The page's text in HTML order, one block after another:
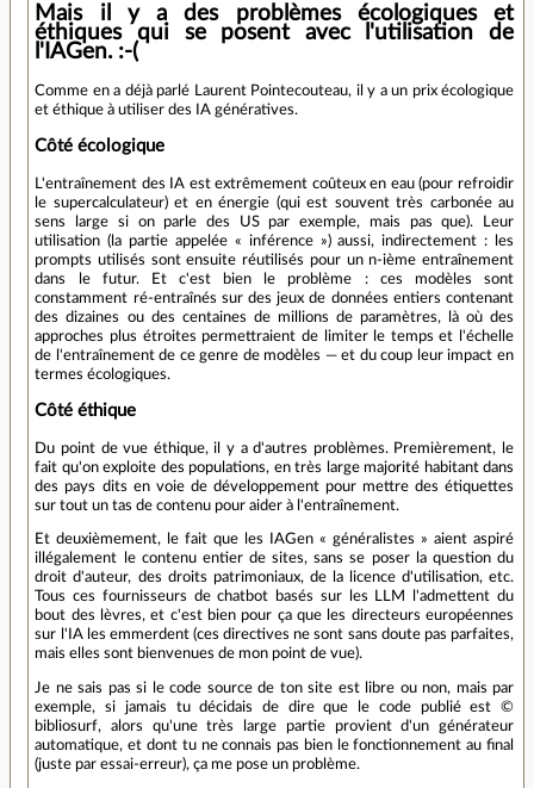
Mais il y a des problèmes écologiques et
éthiques qui se posent avec l'utilisation de
l'IAGen. :-(
Comme en a déjà parlé Laurent Pointecouteau, il y a un prix écologique
et éthique à utiliser des IA génératives.
Côté écologique
L'entraînement des IA est extrêmement coûteux en eau (pour refroidir
le supercalculateur) et en énergie (qui est souvent très carbonée au
sens large si on parle des US par exemple, mais pas que). Leur
utilisation (la partie appelée « inférence ») aussi, indirectement : les
prompts utilisés sont ensuite réutilisés pour un n-ième entraînement
dans le futur. Et c'est bien le problème : ces modèles sont
constamment ré-entraînés sur des jeux de données entiers contenant
des dizaines ou des centaines de millions de paramètres, là où des
approches plus étroites permettraient de limiter le temps et l'échelle
de l'entraînement de ce genre de modèles — et du coup leur impact en
termes écologiques.
Côté éthique
Du point de vue éthique, il y a d'autres problèmes. Premièrement, le
fait qu'on exploite des populations, en très large majorité habitant dans
des pays dits en voie de développement pour mettre des étiquettes
sur tout un tas de contenu pour aider à l'entraînement.
Et deuxièmement, le fait que les IAGen « généralistes » aient aspiré
illégalement le contenu entier de sites, sans se poser la question du
droit d'auteur, des droits patrimoniaux, de la licence d'utilisation, etc.
Tous ces fournisseurs de chatbot basés sur les LLM l'admettent du
bout des lèvres, et c'est bien pour ça que les directeurs européennes
sur l'IA les emmerdent (ces directives ne sont sans doute pas parfaites,
mais elles sont bienvenues de mon point de vue).
Je ne sais pas si le code source de ton site est libre ou non, mais par
exemple, si jamais tu décidais de dire que le code publié est ©
bibliosurf, alors qu'une très large partie provient d'un générateur
automatique, et dont tu ne connais pas bien le fonctionnement au final
(juste par essai-erreur), ça me pose un problème.